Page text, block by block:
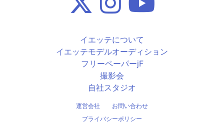
イエッテについて
イエッテモデルオーディション
フリーペーパーjF
撮影会
自社スタジオ
運営会社
お問い合わせ
プライバシーポリシー